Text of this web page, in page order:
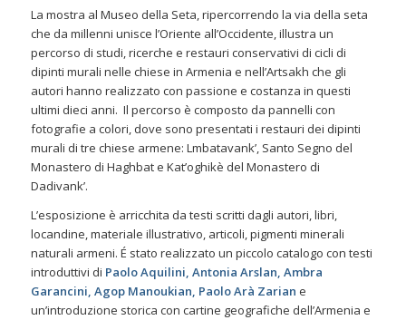
La mostra al Museo della Seta, ripercorrendo la via della seta
che da millenni unisce l’Oriente all’Occidente, illustra un
percorso di studi, ricerche e restauri conservativi di cicli di
dipinti murali nelle chiese in Armenia e nell’Artsakh che gli
autori hanno realizzato con passione e costanza in questi
ultimi dieci anni. Il percorso è composto da pannelli con
fotografie a colori, dove sono presentati i restauri dei dipinti
murali di tre chiese armene: Lmbatavank’, Santo Segno del
Monastero di Haghbat e Kat’oghikè del Monastero di
Dadivank’.
L’esposizione è arricchita da testi scritti dagli autori, libri,
locandine, materiale illustrativo, articoli, pigmenti minerali
naturali armeni. É stato realizzato un piccolo catalogo con testi
introduttivi di Paolo Aquilini, Antonia Arslan, Ambra
Garancini, Agop Manoukian, Paolo Arà Zarian e
un’introduzione storica con cartine geografiche dell’Armenia e